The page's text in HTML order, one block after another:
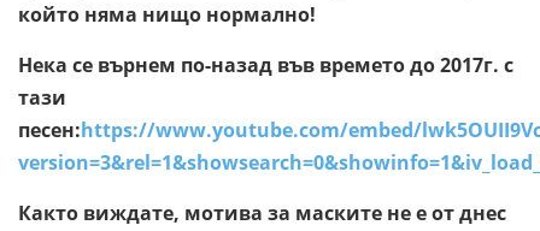
който няма нищо нормално!
Нека се върнем по-назад във времето до 2017г. с
тази
песен:https://www.youtube.com/embed/
Както виждате, мотива за маските не е от днес